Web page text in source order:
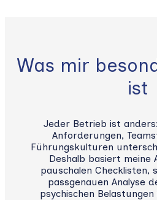
Was mir
ist
Jeder Betrieb ist
Anforderungen,
Führungskulturen
Deshalb basiert meine
pauschalen Checklisten,
passgenauen Analyse
psychischen